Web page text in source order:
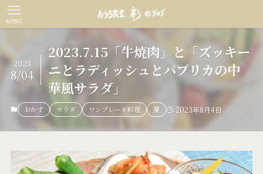
MENU
2023.7.15「牛焼肉」と「ズッキー
ニとラディッシュとパプリカの中
華風サラダ」
2023
8/04
おかず サラダ ワンプレート料理 夏 2023年8月4日